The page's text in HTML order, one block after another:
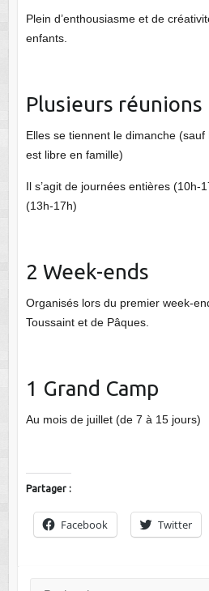
Plein d’enthousiasme et de
enfants.
Plusieurs réunions
Elles se tiennent le dimanche
est libre en famille)
Il s’agit de journées entières (10h-
(13h-17h)
2 Week-ends
Organisés lors du premier week-
Toussaint et de Pâques.
1 Grand Camp
Au mois de juillet (de 7 à 15 jours)
Partager :
Facebook Twitter
Rechercher